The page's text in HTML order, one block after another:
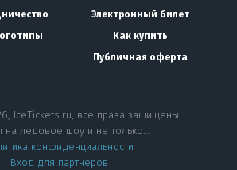
Электронный билет
Как купить
Публичная оферта
IceTickets.ru, все права защищены
на ледовое шоу и не только…
конфиденциальности
Вход для партнеров